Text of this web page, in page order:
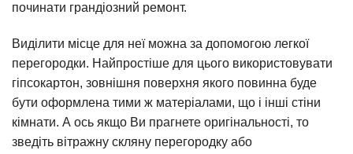
починати грандіозний ремонт.
Виділити місце для неї можна за допомогою легкої
перегородки. Найпростіше для цього використовувати
гіпсокартон, зовнішня поверхня якого повинна буде
бути оформлена тими ж матеріалами, що і інші стіни
кімнати. А ось якщо Ви прагнете оригінальності, то
зведіть вітражну скляну перегородку або